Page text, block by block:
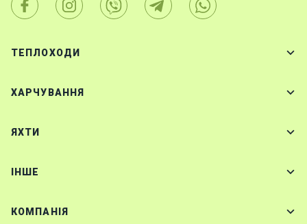
ТЕПЛОХОДИ
ХАРЧУВАННЯ
ЯХТИ
IНШЕ
КОМПАНІЯ